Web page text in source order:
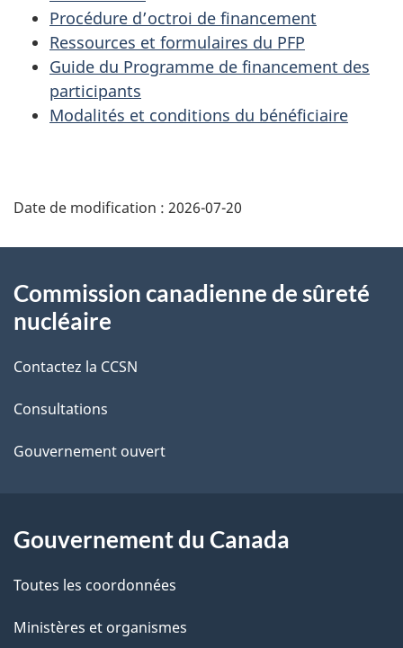
Procédure d’octroi de financement
Ressources et formulaires du PFP
Guide du Programme de financement des
participants
Modalités et conditions du bénéficiaire
é
a
i
l
s
d
l
a
Date de modification : 2026-07-20
propos
ce
site
Commission canadienne de sûreté
nucléaire
Contactez la CCSN
Consultations
Gouvernement ouvert
Gouvernement du Canada
Toutes les coordonnées
Ministères et organismes